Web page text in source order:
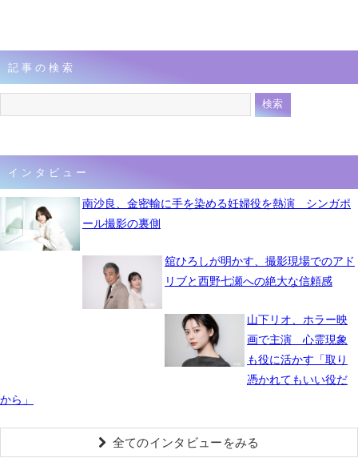
記事の検索
インタビュー
南沙良、金密輸に手を染める妊婦役を熱演 シンガポ
ール撮影の裏側
舘ひろしが明かす、撮影現場でのアド
リブと西野七瀬への絶大な信頼感
山下リオ、ホラー映
画で主演 心霊現象
も役に活かす「取り
憑かれてもいい役だ
から」
全てのインタビューをみる